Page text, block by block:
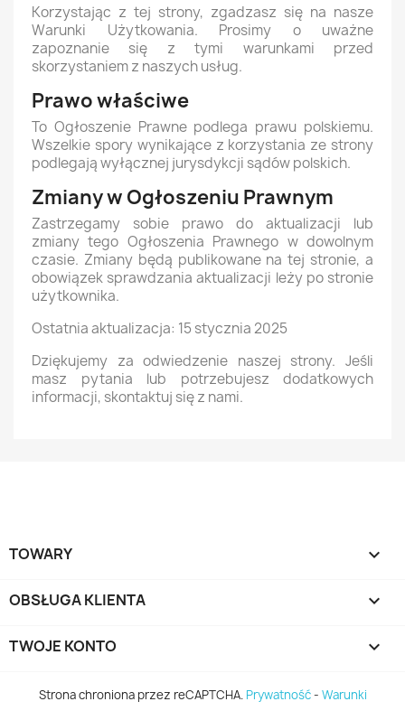
Korzystając z tej strony, zgadzasz się na nasze
Warunki Użytkowania. Prosimy o uważne
zapoznanie się z tymi warunkami przed
skorzystaniem z naszych usług.
Prawo właściwe
To Ogłoszenie Prawne podlega prawu polskiemu.
Wszelkie spory wynikające z korzystania ze strony
podlegają wyłącznej jurysdykcji sądów polskich.
Zmiany w Ogłoszeniu Prawnym
Zastrzegamy sobie prawo do aktualizacji lub
zmiany tego Ogłoszenia Prawnego w dowolnym
czasie. Zmiany będą publikowane na tej stronie, a
obowiązek sprawdzania aktualizacji leży po stronie
użytkownika.
Ostatnia aktualizacja: 15 stycznia 2025
Dziękujemy za odwiedzenie naszej strony. Jeśli
masz pytania lub potrzebujesz dodatkowych
informacji, skontaktuj się z nami.
TOWARY 
OBSŁUGA KLIENTA 
TWOJE KONTO 
Strona chroniona przez reCAPTCHA. Prywatność- Warunki